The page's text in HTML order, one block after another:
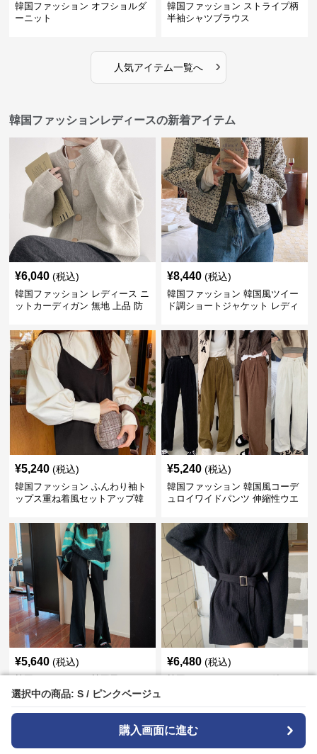
選択中の商品: S / ピンクベージュ
購入画面に進む
選択中の商品: S / ピンクベージュ
購入画面に進む
韓国ファッション オフショルダ
ーニット
韓国ファッション ストライプ柄
半袖シャツブラウス
人気アイテム一覧へ ›
韓国ファッションレディースの新着アイテム
¥6,040 (税込)
韓国ファッション レディース ニ
ットカーディガン 無地 上品 防
¥8,440 (税込)
韓国ファッション 韓国風ツイー
ド調ショートジャケット レディ
¥5,240 (税込)
韓国ファッション ふんわり袖ト
ップス重ね着風セットアップ韓
¥5,240 (税込)
韓国ファッション 韓国風コーデ
ュロイワイドパンツ 伸縮性ウエ
¥5,640 (税込)
パンツ 伸縮ウエスト ワイドロン
¥6,480 (税込)